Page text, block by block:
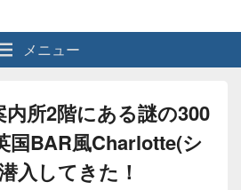
メニュー
所2階にある謎の300
国BAR風Charlotte(シ
入してきた！